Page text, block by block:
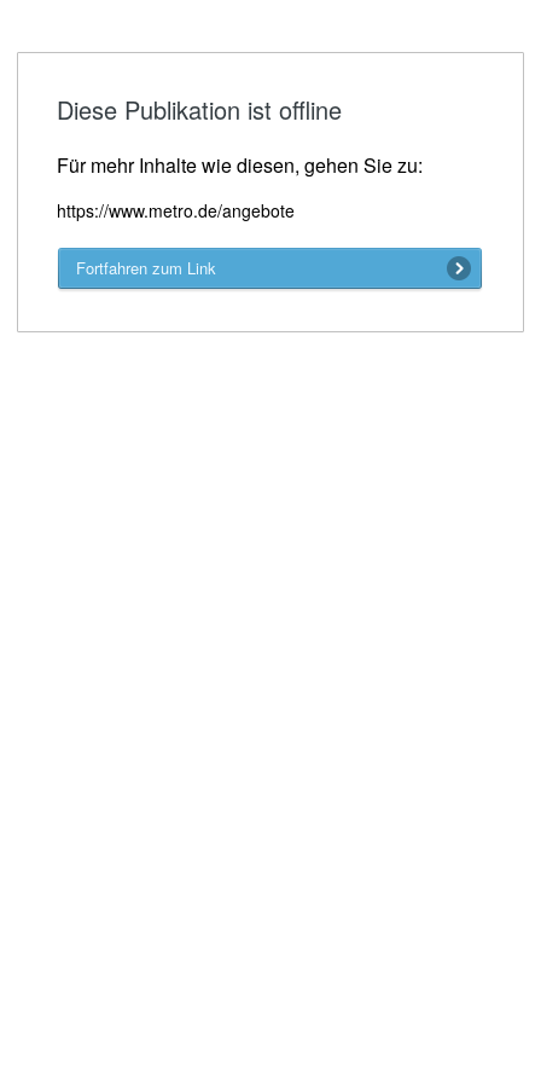
Diese Publikation ist offline
Für mehr Inhalte wie diesen, gehen Sie zu:
https://www.metro.de/angebote
Fortfahren zum Link